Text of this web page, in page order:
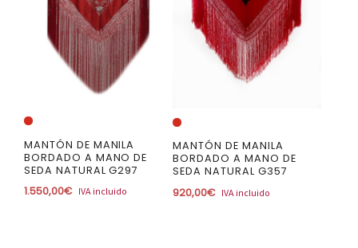
MANTÓN DE MANILA
BORDADO A MANO DE
SEDA NATURAL G297
1.550,00€ IVA incluido
MANTÓN DE MANILA
BORDADO A MANO DE
SEDA NATURAL G357
920,00€ IVA incluido